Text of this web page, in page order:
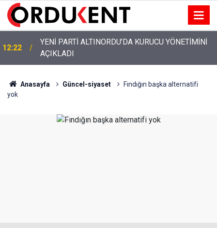
12:22
YENİ PARTİ ALTINORDU’DA KURUCU YÖNETİMİNİ
AÇIKLADI
Anasayfa Güncel-siyaset
Fındığın başka alternatifi
yok